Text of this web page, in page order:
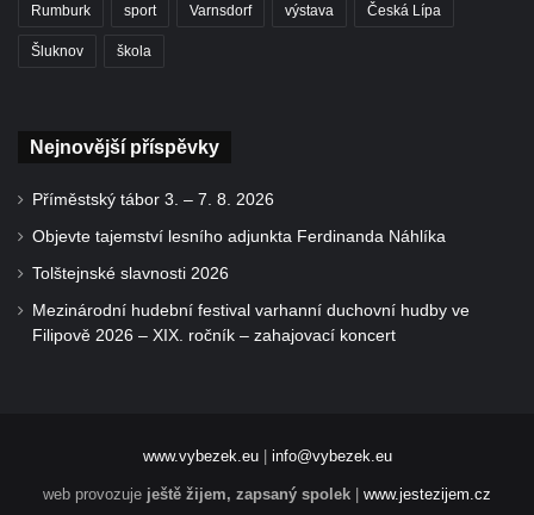
Rumburk sport Varnsdorf výstava Česká Lípa
Šluknov škola
Nejnovější příspěvky
Příměstský tábor 3. – 7. 8. 2026
Objevte tajemství lesního adjunkta Ferdinanda Náhlíka
Tolštejnské slavnosti 2026
Mezinárodní hudební festival varhanní duchovní hudby ve
Filipově 2026 – XIX. ročník – zahajovací koncert
www.vybezek.eu| info@vybezek.eu
web provozuje ještě žijem, zapsaný spolek | www.jestezijem.cz